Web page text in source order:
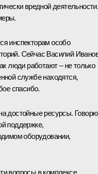
вредной
инспекторам особо
Сейчас Василий
люди работают – не только
службе находятся,
спасибо.
достойные ресурсы. Говорю
поддержке,
оборудовании,
вопросы в комплексе.